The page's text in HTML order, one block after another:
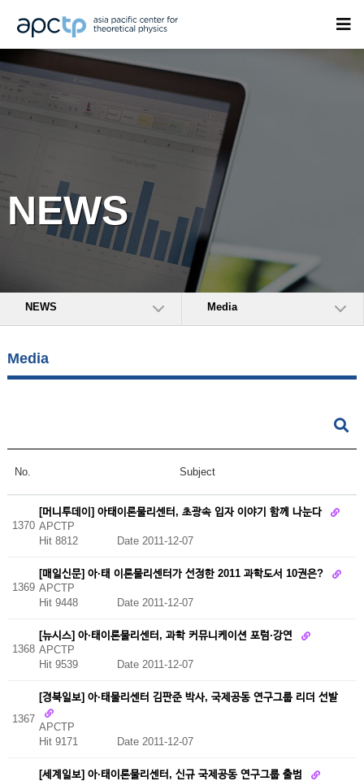
NEWS
NEWS Media
Media
No. Subject
1370
[머니투데이] 아태이론물리센터, 초광속 입자 이야기 함께 나눈다
APCTP
Hit 8812
Date 2011-12-07
1369
[매일신문] 아·태 이론물리센터가 선정한 2011 과학도서 10권은?
APCTP
Hit 9448
Date 2011-12-07
1368
[뉴시스] 아·태이론물리센터, 과학 커뮤니케이션 포럼·강연
APCTP
Hit 9539
Date 2011-12-07
1367
[경북일보] 아·태물리센터 김판준 박사, 국제공동 연구그룹 리더 선발
APCTP
Hit 9171 Date 2011-12-07
[세계일보] 아·태이론물리센터, 신규 국제공동 연구그룹 출범